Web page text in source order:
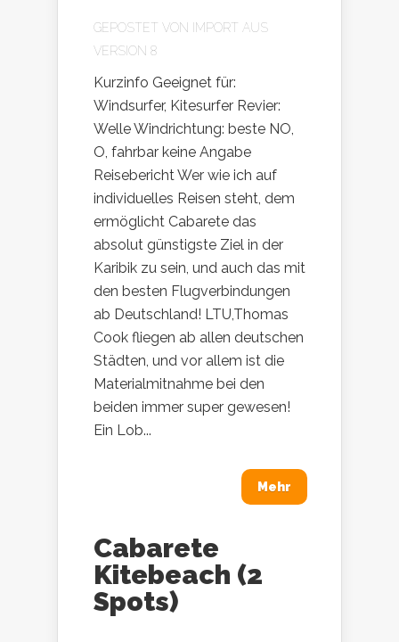
GEPOSTET VON
IMPORT AUS
VERSION 8
Kurzinfo Geeignet für:
Windsurfer, Kitesurfer Revier:
Welle Windrichtung: beste NO,
O, fahrbar keine Angabe
Reisebericht Wer wie ich auf
individuelles Reisen steht, dem
ermöglicht Cabarete das
absolut günstigste Ziel in der
Karibik zu sein, und auch das mit
den besten Flugverbindungen
ab Deutschland! LTU,Thomas
Cook fliegen ab allen deutschen
Städten, und vor allem ist die
Materialmitnahme bei den
beiden immer super gewesen!
Ein Lob...
Mehr
Cabarete
Kitebeach (2
Spots)